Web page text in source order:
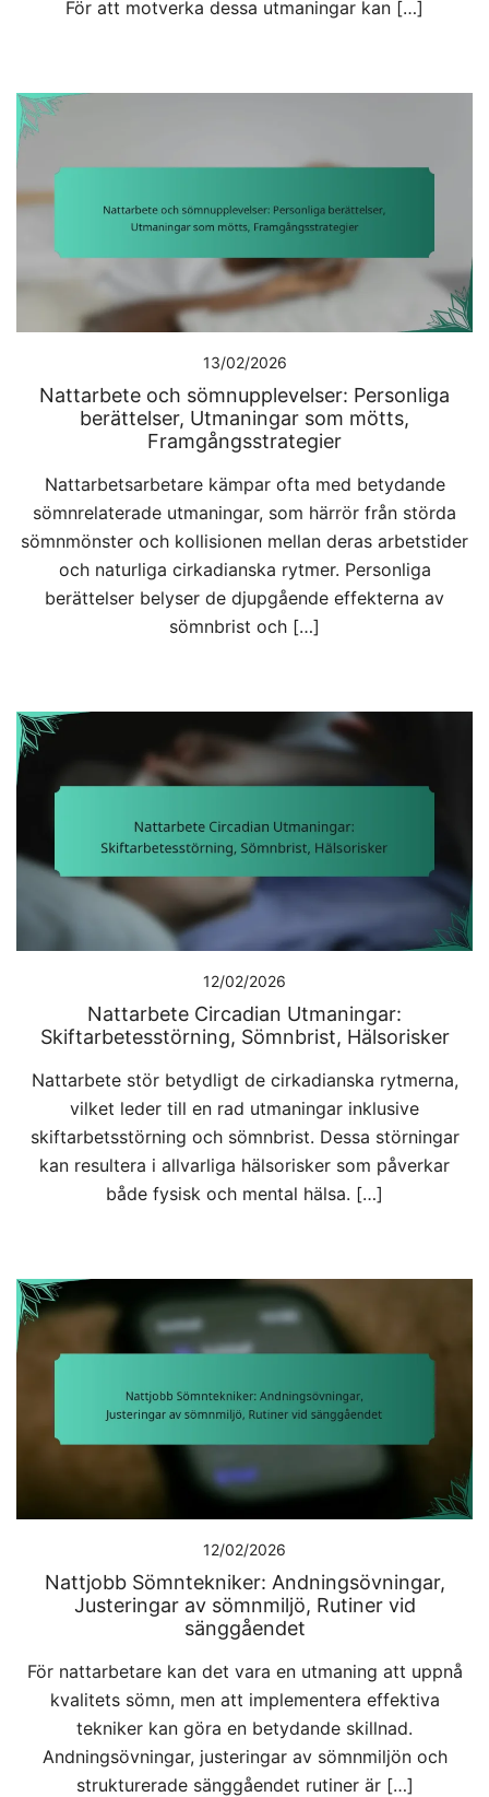
För att motverka dessa utmaningar kan […]
13/02/2026
Nattarbete och sömnupplevelser: Personliga
berättelser, Utmaningar som mötts,
Framgångsstrategier
Nattarbetsarbetare kämpar ofta med betydande
sömnrelaterade utmaningar, som härrör från störda
sömnmönster och kollisionen mellan deras arbetstider
och naturliga cirkadianska rytmer. Personliga
berättelser belyser de djupgående effekterna av
sömnbrist och […]
12/02/2026
Nattarbete Circadian Utmaningar:
Skiftarbetesstörning, Sömnbrist, Hälsorisker
Nattarbete stör betydligt de cirkadianska rytmerna,
vilket leder till en rad utmaningar inklusive
skiftarbetsstörning och sömnbrist. Dessa störningar
kan resultera i allvarliga hälsorisker som påverkar
både fysisk och mental hälsa. […]
12/02/2026
Nattjobb Sömntekniker: Andningsövningar,
Justeringar av sömnmiljö, Rutiner vid
sänggåendet
För nattarbetare kan det vara en utmaning att uppnå
kvalitets sömn, men att implementera effektiva
tekniker kan göra en betydande skillnad.
Andningsövningar, justeringar av sömnmiljön och
strukturerade sänggåendet rutiner är […]